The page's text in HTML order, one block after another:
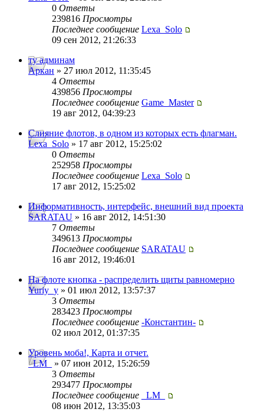
0 Ответы
239816 Просмотры
Последнее сообщение Lexa_Solo
09 сен 2012, 21:26:33
ту админам
Аркан » 27 июл 2012, 11:35:45
4 Ответы
439856 Просмотры
Последнее сообщение Game_Master
19 авг 2012, 04:39:23
Слияние флотов, в одном из которых есть флагман.
Lexa_Solo » 17 авг 2012, 15:25:02
0 Ответы
252958 Просмотры
Последнее сообщение Lexa_Solo
17 авг 2012, 15:25:02
Информативность, интерфейс, внешний вид проекта
SARATAU » 16 авг 2012, 14:51:30
7 Ответы
349613 Просмотры
Последнее сообщение SARATAU
16 авг 2012, 19:46:01
На флоте кнопка - распределить щиты равномерно
Yuriy_y » 01 июл 2012, 13:57:37
3 Ответы
283423 Просмотры
Последнее сообщение -Константин-
02 июл 2012, 01:37:35
Уровень моба!, Карта и отчет.
_LM_
» 07 июн 2012, 15:26:59
3 Ответы
293477 Просмотры
Последнее сообщение
_LM_
08 июн 2012, 13:35:03